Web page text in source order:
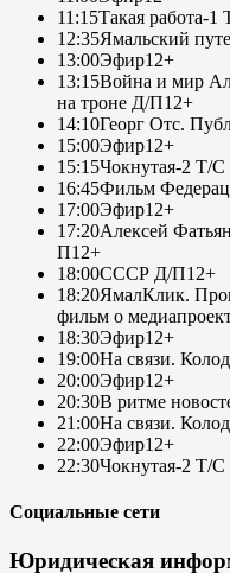
11:15Такая работа-
12:35Ямальский
13:00Эфир12+
13:15Война и мир
на троне Д/П12+
14:10Георг Отс.
15:00Эфир12+
15:15Чокнутая-2 Т/
16:45Фильм
17:00Эфир12+
17:20Алексей
П12+
18:00СССР Д/П12+
18:20ЯмалКлик.
фильм о
18:30Эфир12+
19:00На связи.
20:00Эфир12+
20:30В ритме
21:00На связи.
22:00Эфир12+
22:30Чокнутая-2 Т/
Социальные сети
Юридическая